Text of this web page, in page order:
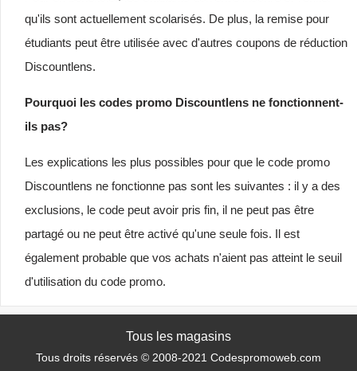
qu'ils sont actuellement scolarisés. De plus, la remise pour
étudiants peut être utilisée avec d'autres coupons de réduction
Discountlens.
Pourquoi les codes promo Discountlens ne fonctionnent-
ils pas?
Les explications les plus possibles pour que le code promo
Discountlens ne fonctionne pas sont les suivantes : il y a des
exclusions, le code peut avoir pris fin, il ne peut pas être
partagé ou ne peut être activé qu'une seule fois. Il est
également probable que vos achats n'aient pas atteint le seuil
d'utilisation du code promo.
Tous les magasins
Tous droits réservés © 2008-2021 Codespromoweb.com